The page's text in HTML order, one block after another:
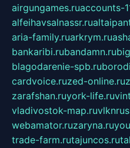
airgungames.ruaccounts-
alfeihavsalnassr.ru
aria-family.ruarkrym.ru
bankaribi.rubandamn.ru
blagodarenie-spb.ru
cardvoice.ruzed-online.ru
zarafshan.ruyork-life.ru
vladivostok-map.ru
webamator.ruzaryna.ru
trade-farm.rutajuncos.ru